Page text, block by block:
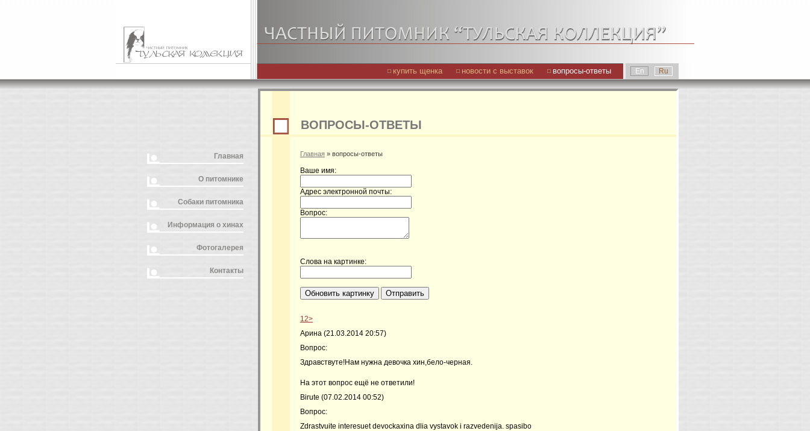
купить щенка новости с выставок вопросы-ответы En Ru
Главная
О питомнике
Собаки питомника
Информация о хинах
Фотогалерея
Контакты
ВОПРОСЫ-ОТВЕТЫ
Главная » вопросы-ответы
Ваше имя:
Адрес электронной почты:
Вопрос:
Слова на картинке:
12>
Арина (21.03.2014 20:57)
Вопрос:
Здравствуте!Нам нужна девочка хин,бело-черная.
На этот вопрос ещё не ответили!
Birute (07.02.2014 00:52)
Вопрос:
Zdrastvuite interesuet devockaxina dlia vystavok i razvedenija. spasibo